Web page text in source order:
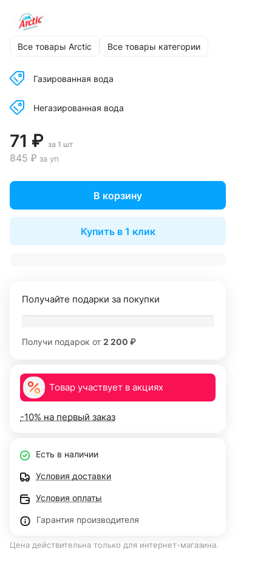
Все товары Arctic Все товары категории
Газированная вода
Негазированная вода
71 ₽ за 1 шт
845 ₽ за уп
В корзину
Купить в 1 клик
Получайте подарки за покупки
Получи подарок от 2 200 ₽
Товар участвует в акциях
-10% на первый заказ
Есть в наличии
Условия доставки
Условия оплаты
Гарантия производителя
Цена действительна только для интернет-магазина.